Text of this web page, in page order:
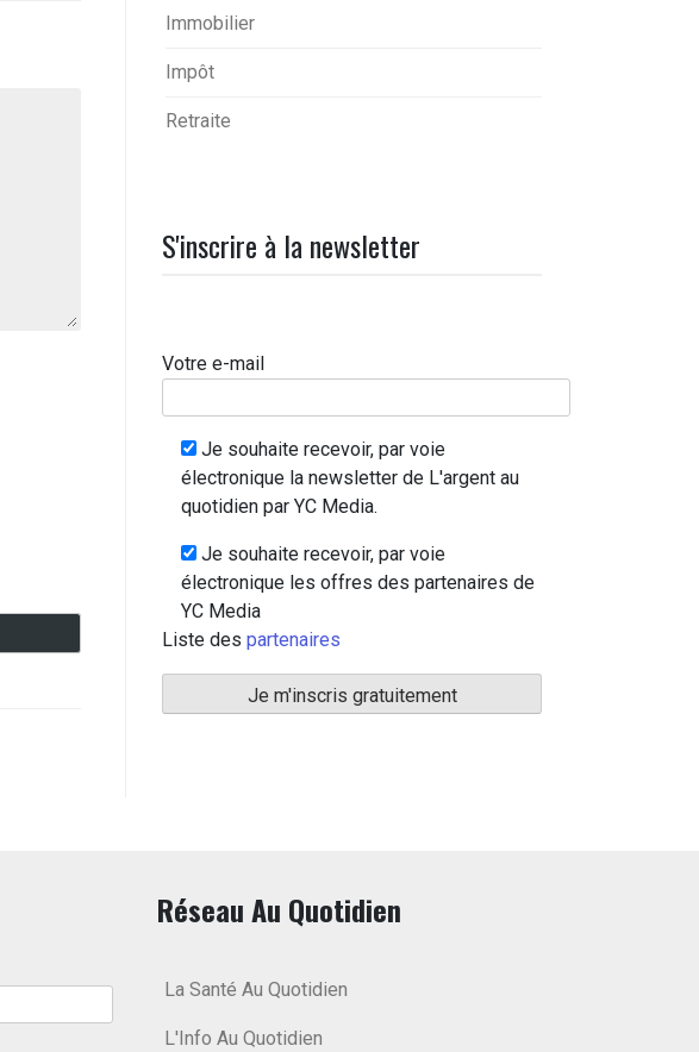
Immobilier
Impôt
Retraite
S'inscrire à la newsletter
Votre e-mail
Je souhaite recevoir, par voie
électronique la newsletter de L'argent au
quotidien par YC Media.
Je souhaite recevoir, par voie
électronique les offres des partenaires de
YC Media
Liste des partenaires
Réseau Au Quotidien
La Santé Au Quotidien
L'Info Au Quotidien